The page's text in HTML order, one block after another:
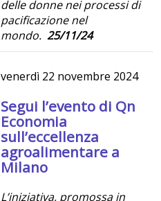
delle donne nei processi di
pacificazione nel
mondo. 25/11/24
venerdì 22 novembre 2024
Segui l’evento di Qn
Economia
sull’eccellenza
agroalimentare a
Milano
L’iniziativa, promossa in